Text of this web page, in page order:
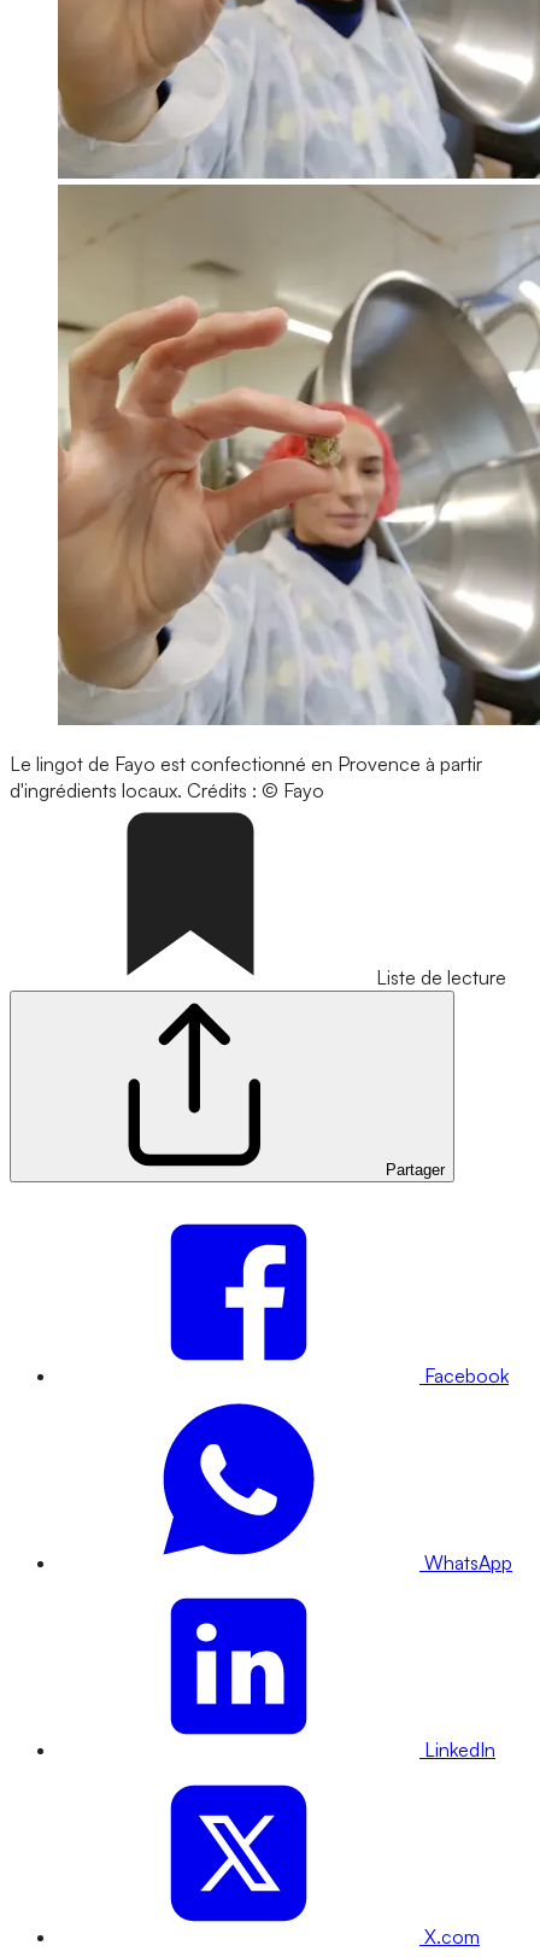
Le lingot de Fayo est confectionné en Provence à partir
d'ingrédients locaux. Crédits : © Fayo
Liste de lecture
Partager
Facebook
WhatsApp
LinkedIn
X.com